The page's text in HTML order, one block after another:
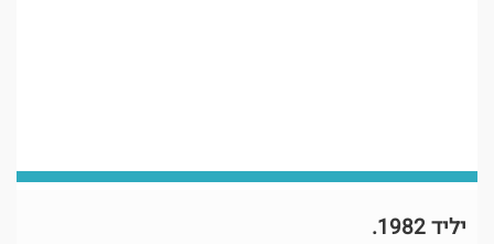
יליד 1982.